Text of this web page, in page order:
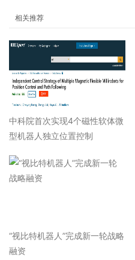
相关推荐
中科院首次实现4个磁性软体微
型机器人独立位置控制
“视比特机器人”完成新一轮战略
融资